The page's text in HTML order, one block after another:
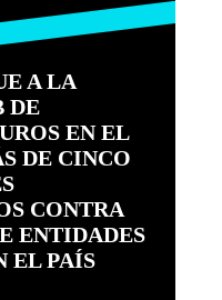
A LA
DE
EN EL
DE CINCO
CONTRA
ENTIDADES
EL PAÍS